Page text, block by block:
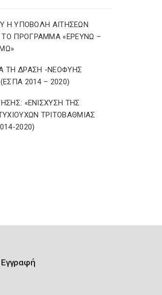
Η ΥΠΟΒΟΛΗ ΑΙΤΗΣΕΩΝ
ΠΡΟΓΡΑΜΜΑ «ΕΡΕΥΝΩ –
ΤΗ ΔΡΑΣΗ -ΝΕΟΦΥΗΣ
2014 – 2020)
«ΕΝΙΣΧΥΣΗ ΤΗΣ
ΤΡΙΤΟΒΑΘΜΙΑΣ
2020)
Εγγραφή